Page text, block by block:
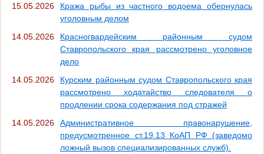
15.05.2026
Кража рыбы из частного водоема обернулась
уголовным делом
14.05.2026
Красногвардейским районным судом
Ставропольского края рассмотрено уголовное
дело
14.05.2026
Курским районным судом Ставропольского края
рассмотрено ходатайство следователя о
продлении срока содержания под стражей
14.05.2026
Административное правонарушение,
предусмотренное ст.19.13 КоАП РФ (заведомо
ложный вызов специализированных служб).